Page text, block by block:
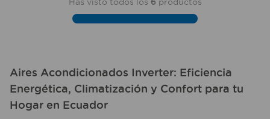
Aires Acondicionados Inverter: Eficiencia
Energética, Climatización y Confort para tu
Hogar en Ecuador